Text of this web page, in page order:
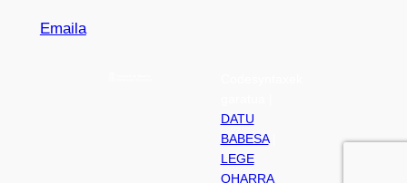
Emaila
DATU
BABESA|
LEGE
OHARRA